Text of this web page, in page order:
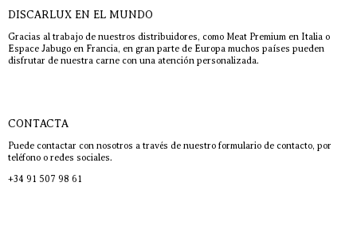
DISCARLUX EN EL MUNDO
Gracias al trabajo de nuestros distribuidores, como Meat Premium en Italia o
Espace Jabugo en Francia, en gran parte de Europa muchos países pueden
disfrutar de nuestra carne con una atención personalizada.
CONTACTA
Puede contactar con nosotros a través de nuestro formulario de contacto, por
teléfono o redes sociales.
+34 91 507 98 61